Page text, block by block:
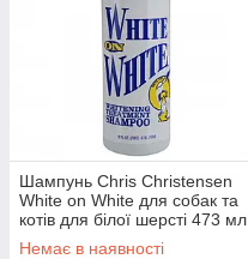
Шампунь Chris Christensen
White on White для собак та
котів для білої шерсті 473 мл
Немає в наявності